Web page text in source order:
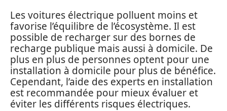
Les voitures électrique polluent moins et
favorise l’équilibre de l’écosystème. Il est
possible de recharger sur des bornes de
recharge publique mais aussi à domicile. De
plus en plus de personnes optent pour une
installation à domicile pour plus de bénéfice.
Cependant, l’aide des experts en installation
est recommandée pour mieux évaluer et
éviter les différents risques électriques.